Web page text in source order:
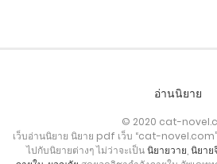
อ่านนิยาย
© 2020 cat-
เว็บอ่านนิยาย นิยาย pdf เว็บ “cat-
ไปกับนิยายต่างๆ ไม่ว่าจะเป็นนิยายวาย นิยาย